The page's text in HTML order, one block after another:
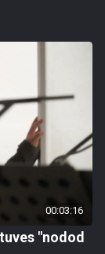
00:03:16
"nodod